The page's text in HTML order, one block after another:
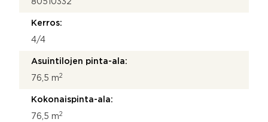
80510332
Kerros:
4/4
Asuintilojen pinta-ala:
76,5 m2
Kokonaispinta-ala:
76,5 m2